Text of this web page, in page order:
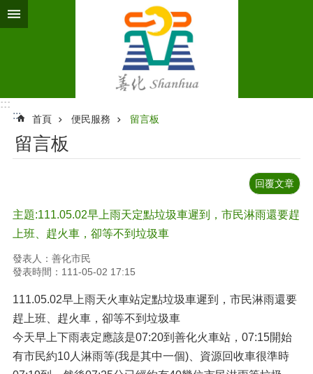
跳到主要內容區塊
:::
:::
首頁 便民服務 留言板
留言板
回覆文章
主題:111.05.02早上雨天定點垃圾車遲到，市民淋雨還要趕
上班、趕火車，卻等不到垃圾車
發表人：善化市民
發表時間：111-05-02 17:15
111.05.02早上雨天火車站定點垃圾車遲到，市民淋雨還要
趕上班、趕火車，卻等不到垃圾車
今天早上下雨表定應該是07:20到善化火車站，07:15開始
有市民約10人淋雨等(我是其中一個)、資源回收車很準時